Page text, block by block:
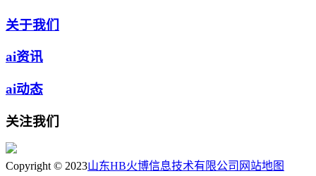
关于我们
ai资讯
ai动态
关注我们
Copyright © 2023山东HB火博信息技术有限公司 网站地图